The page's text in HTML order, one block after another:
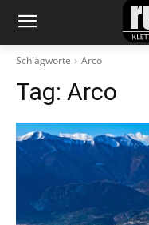
Schlagworte Arco
Tag: Arco